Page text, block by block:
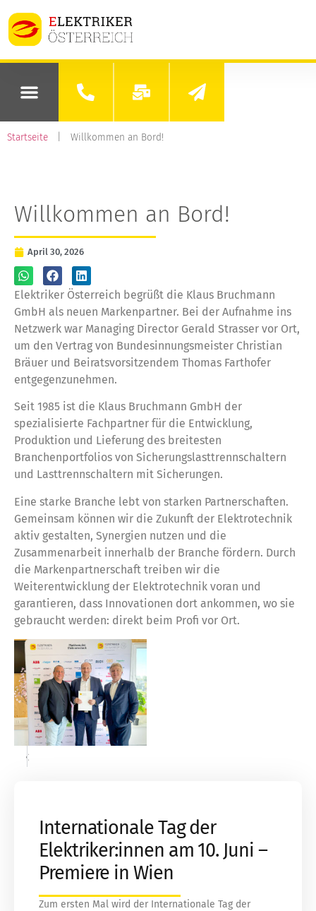
Startseite Willkommen an Bord!
Willkommen an Bord!
April 30, 2026
Elektriker Österreich begrüßt die Klaus Bruchmann
GmbH als neuen Markenpartner. Bei der Aufnahme ins
Netzwerk war Managing Director Gerald Strasser vor Ort,
um den Vertrag von Bundesinnungsmeister Christian
Bräuer und Beiratsvorsitzendem Thomas Farthofer
entgegenzunehmen.
Seit 1985 ist die Klaus Bruchmann GmbH der
spezialisierte Fachpartner für die Entwicklung,
Produktion und Lieferung des breitesten
Branchenportfolios von Sicherungslasttrennschaltern
und Lasttrennschaltern mit Sicherungen.
Eine starke Branche lebt von starken Partnerschaften.
Gemeinsam können wir die Zukunft der Elektrotechnik
aktiv gestalten, Synergien nutzen und die
Zusammenarbeit innerhalb der Branche fördern. Durch
die Markenpartnerschaft treiben wir die
Weiterentwicklung der Elektrotechnik voran und
garantieren, dass Innovationen dort ankommen, wo sie
gebraucht werden: direkt beim Profi vor Ort.
Internationale Tag der
Elektriker:innen am 10. Juni –
Premiere in Wien
Zum ersten Mal wird der Internationale Tag der